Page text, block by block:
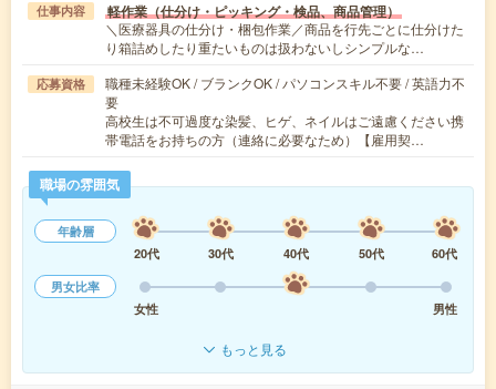
仕事内容 軽作業（仕分け・ピッキング・検品、商品管理）
＼医療器具の仕分け・梱包作業／商品を行先ごとに仕分けた
り箱詰めしたり重たいものは扱わないしシンプルな…
応募資格
職種未経験OK / ブランクOK / パソコンスキル不要 / 英語力不
要
高校生は不可過度な染髪、ヒゲ、ネイルはご遠慮ください携
帯電話をお持ちの方（連絡に必要なため）【雇用契…
職場の雰囲気
年齢層
20代
30代 40代 50代
60代
男女比率
女性
男性
もっと見る